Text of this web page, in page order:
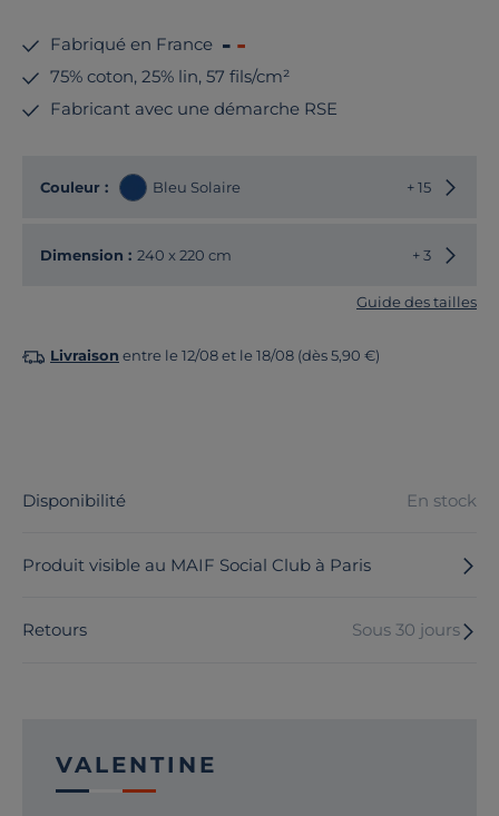
Fabriqué en France
75% coton, 25% lin, 57 fils/cm²
Fabricant avec une démarche RSE
Couleur : Bleu Solaire + 15
Dimension : 240 x 220 cm + 3
Guide des tailles
Livraison entre le 12/08 et le 18/08 (dès 5,90 €)
Disponibilité En stock
Produit visible au MAIF Social Club à Paris
Retours Sous 30 jours
VALENTINE